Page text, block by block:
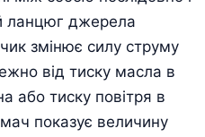
ланцюг джерела
змінює силу струму
від тиску масла в
або тиску повітря в
показує величину